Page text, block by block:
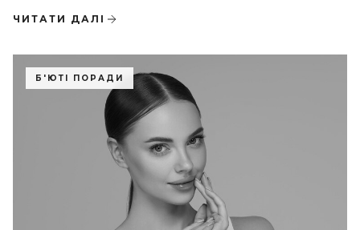
ЧИТАТИ ДАЛІ
Б'ЮТІ ПОРАДИ